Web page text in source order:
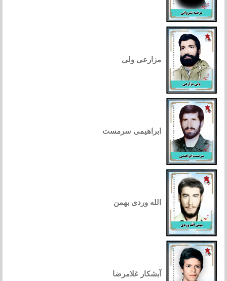
مزارعی ولی
ابراهیمی سرمست
الله وردی بهمن
آبشکار غلامرضا